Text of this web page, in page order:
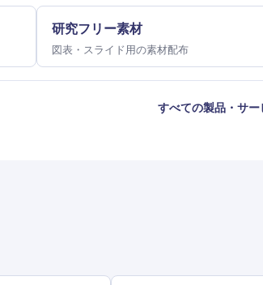
研究フリー素材
図表・スライド用の素材配布
すべての製品・サ